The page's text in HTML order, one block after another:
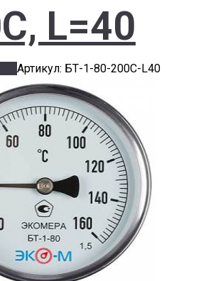
L=40
Артикул: БТ-1-80-200С-L40